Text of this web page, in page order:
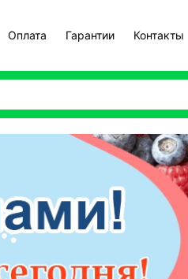
Оплата Гарантии Контакты